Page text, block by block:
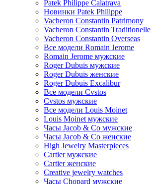
Patek Philippe Calatrava
Новинки Patek Philippe
Vacheron Constantin Patrimony
Vacheron Constantin Traditionelle
Vacheron Constantin Overseas
Все модели Romain Jerome
Romain Jerome мужские
Roger Dubuis мужские
Roger Dubuis женские
Roger Dubuis Excalibur
Все модели Cvstos
Cvstos мужские
Все модели Louis Moinet
Louis Moinet мужские
Часы Jacob & Co мужские
Часы Jacob & Co женские
High Jewelry Masterpieces
Cartier мужские
Cartier женские
Creative jewelry watches
Часы Chopard мужские